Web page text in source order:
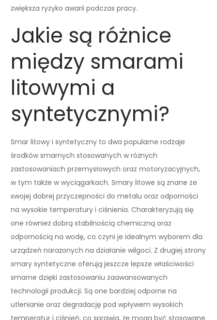
zwiększa ryzyko awarii podczas pracy.
Jakie są różnice
między smarami
litowymi a
syntetycznymi?
Smar litowy i syntetyczny to dwa popularne rodzaje
środków smarnych stosowanych w różnych
zastosowaniach przemysłowych oraz motoryzacyjnych,
w tym także w wyciągarkach. Smary litowe są znane ze
swojej dobrej przyczepności do metalu oraz odporności
na wysokie temperatury i ciśnienia. Charakteryzują się
one również dobrą stabilnością chemiczną oraz
odpornością na wodę, co czyni je idealnym wyborem dla
urządzeń narażonych na działanie wilgoci. Z drugiej strony
smary syntetyczne oferują jeszcze lepsze właściwości
smarne dzięki zastosowaniu zaawansowanych
technologii produkcji. Są one bardziej odporne na
utlenianie oraz degradację pod wpływem wysokich
temperatur i ciśnień, co sprawia, że mogą być stosowane